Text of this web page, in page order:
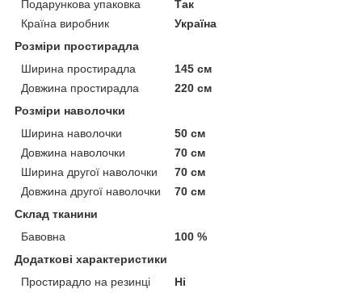
Подарункова упаковка
Так
Країна виробник
Україна
Розміри простирадла
Ширина простирадла
145 см
Довжина простирадла
220 см
Розміри наволочки
Ширина наволочки
50 см
Довжина наволочки
70 см
Ширина другої наволочки
70 см
Довжина другої наволочки
70 см
Склад тканини
Бавовна
100 %
Додаткові характеристики
Простирадло на резинці
Ні